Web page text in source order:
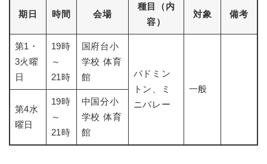
期日 時間 会場
種目（内
容）
対象 備考
第1・
3火曜
日
19時
～
21時
国府台小
学校 体育
館
バドミン
トン、ミ
ニバレー
一般
第4水
曜日
19時
～
21時
中国分小
学校 体育
館